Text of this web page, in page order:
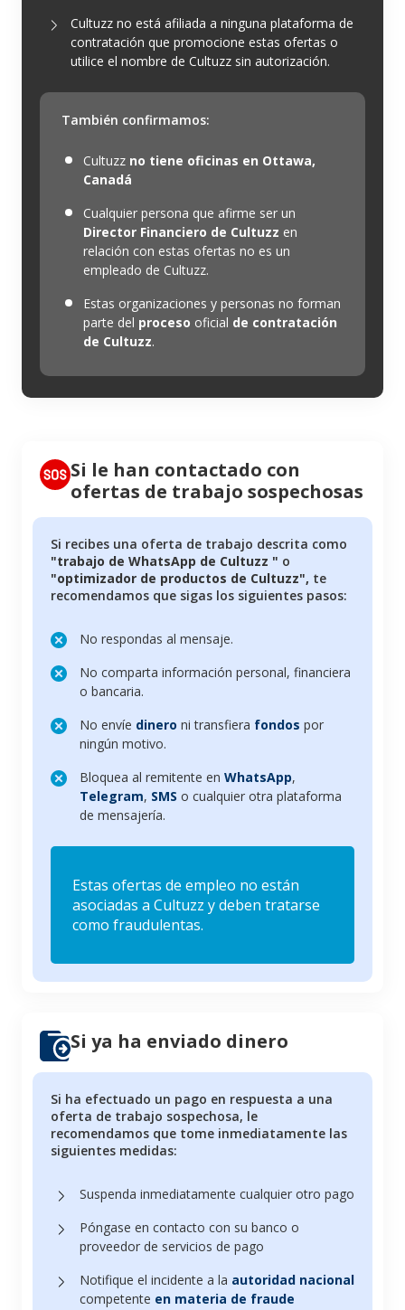
Cultuzz no está afiliada a ninguna plataforma de
contratación que promocione estas ofertas o
utilice el nombre de Cultuzz sin autorización.
También confirmamos:
Cultuzz no tiene oficinas en Ottawa,
Canadá
Cualquier persona que afirme ser un
Director Financiero de Cultuzz en
relación con estas ofertas no es un
empleado de Cultuzz.
Estas organizaciones y personas no forman
parte del proceso oficial de contratación
de Cultuzz.
Si le han contactado con
ofertas de trabajo sospechosas
Si recibes una oferta de trabajo descrita como
"trabajo de WhatsApp de Cultuzz " o
"optimizador de productos de Cultuzz", te
recomendamos que sigas los siguientes pasos:
No respondas al mensaje.
No comparta información personal, financiera
o bancaria.
No envíe dinero ni transfiera fondos por
ningún motivo.
Bloquea al remitente en WhatsApp,
Telegram, SMS o cualquier otra plataforma
de mensajería.
Estas ofertas de empleo no están
asociadas a Cultuzz y deben tratarse
como fraudulentas.
Si ya ha enviado dinero
Si ha efectuado un pago en respuesta a una
oferta de trabajo sospechosa, le
recomendamos que tome inmediatamente las
siguientes medidas:
Suspenda inmediatamente cualquier otro pago
Póngase en contacto con su banco o
proveedor de servicios de pago
Notifique el incidente a la autoridad nacional
competente en materia de fraude